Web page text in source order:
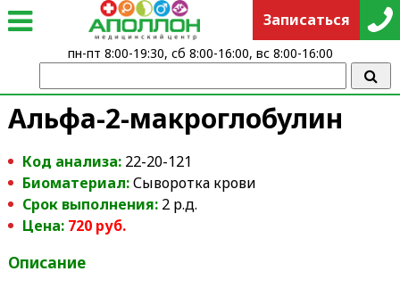
Альфа-2-макроглобулин
Код анализа: 22-20-121
Биоматериал:Сыворотка крови
Срок выполнения:2 р.д.
Цена: 720 руб.
Описание
Записаться
пн-пт 8:00-19:30, сб 8:00-16:00, вс 8:00-16:00